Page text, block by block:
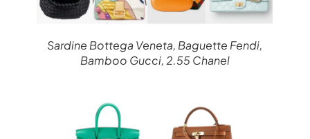
Sardine Bottega Veneta, Baguette Fendi,
Bamboo Gucci, 2.55 Chanel